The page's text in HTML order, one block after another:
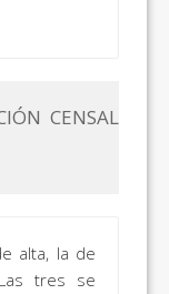
CENSAL
alta, la de
tres se